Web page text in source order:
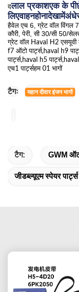
दलाल प्रकाशएक के
लिएवाहनहोनादेखामें
हैवेल एच 6, ग्रेट वॉल विंगल
कौरी, पेरी, सी 30/सी 50/
ग्रेट वॉल Haval H2
f7 ऑटो पार्ट्स,haval h9
पार्ट्स,haval h5
एच1 पार्ट्सहम 01 भागों
टैगः महान दीवार इंजन भागों
टैग: GWM
जीडब्ल्यूएम स्पेयर पार्ट्स